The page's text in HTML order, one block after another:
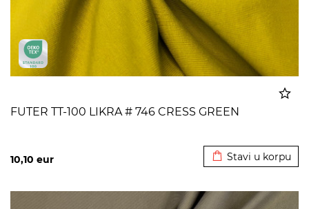
FUTER TT-100 LIKRA # 746 CRESS GREEN
10,10 eur Stavi u korpu